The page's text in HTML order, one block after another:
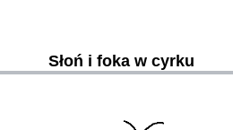
Słoń i foka w cyrku